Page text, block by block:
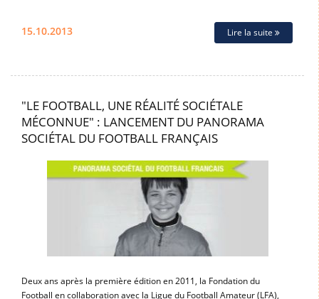
15.10.2013 Lire la suite
"LE FOOTBALL, UNE RÉALITÉ SOCIÉTALE
MÉCONNUE" : LANCEMENT DU PANORAMA
SOCIÉTAL DU FOOTBALL FRANÇAIS
Deux ans après la première édition en 2011, la Fondation du
Football en collaboration avec la Ligue du Football Amateur (LFA),